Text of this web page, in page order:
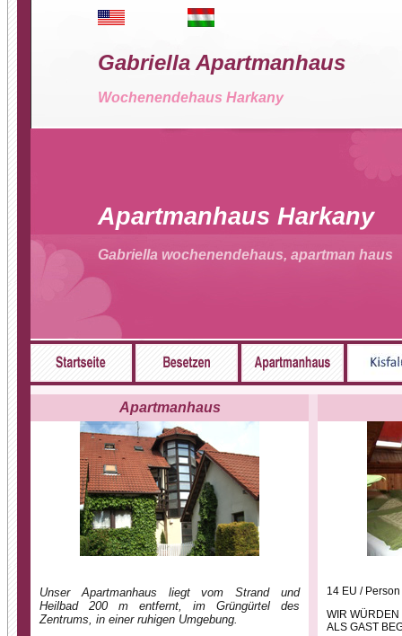
Gabriella Apartmanhaus
Wochenendehaus Harkany
Apartmanhaus Harkany
Gabriella wochenendehaus, apartman haus
Apartmanhaus
Unser Apartmanhaus liegt vom Strand und
Heilbad 200 m entfernt, im Grüngürtel des
Zentrums, in einer ruhigen Umgebung.
14 EU /
WIR
ALS GAST